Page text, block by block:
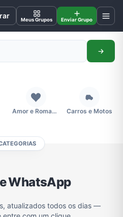
Meus Grupos Enviar Grupo
Amor e Romance Carros e Motos
WhatsApp
atualizados todos os dias —